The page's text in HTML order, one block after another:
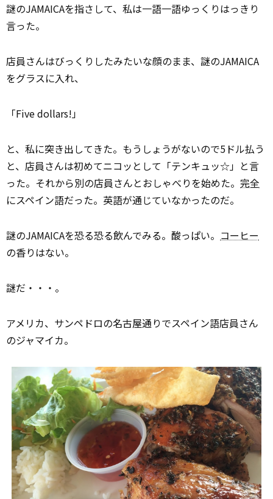
謎のJAMAICAを指さして、私は一語一語ゆっくりはっきり
言った。
店員さんはびっくりしたみたいな顔のまま、謎のJAMAICA
をグラスに入れ、
「Five dollars!」
と、私に突き出してきた。もうしょうがないので5ドル払う
と、店員さんは初めてニコッとして「テンキュッ☆」と言
った。それから別の店員さんとおしゃべりを始めた。 完全
にスペイン語だった。英語が通じていなかったのだ。
謎のJAMAICAを恐る恐る飲んでみる。酸っぱい。 コーヒー
の香りはない。
謎だ・・・。
アメリカ、サンペドロの名古屋通りでスペイン語店員さん
のジャマイカ。